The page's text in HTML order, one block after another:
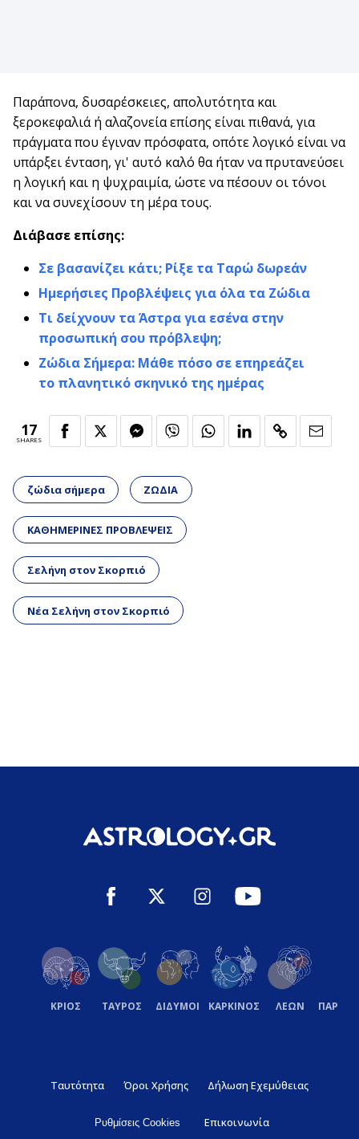
Παράπονα, δυσαρέσκειες, απολυτότητα και
ξεροκεφαλιά ή αλαζονεία επίσης είναι πιθανά, για
πράγματα που έγιναν πρόσφατα, οπότε λογικό είναι να
υπάρξει ένταση, γι' αυτό καλό θα ήταν να πρυτανεύσει
η λογική και η ψυχραιμία, ώστε να πέσουν οι τόνοι
και να συνεχίσουν τη μέρα τους.
Διάβασε επίσης:
Σε βασανίζει κάτι; Ρίξε τα Ταρώ δωρεάν
Ημερήσιες Προβλέψεις για όλα τα Ζώδια
Τι δείχνουν τα Άστρα για εσένα στην
προσωπική σου πρόβλεψη;
Ζώδια Σήμερα: Μάθε πόσο σε επηρεάζει
το πλανητικό σκηνικό της ημέρας
17
SHARES
ζώδια σήμερα ΖΩΔΙΑ
ΚΑΘΗΜΕΡΙΝΕΣ ΠΡΟΒΛΕΨΕΙΣ
Σελήνη στον Σκορπιό
Νέα Σελήνη στον Σκορπιό
ΚΡΙΟΣ ΤΑΥΡΟΣ ΔΙΔΥΜΟΙ ΚΑΡΚΙΝΟΣ ΛΕΩΝ
Ταυτότητα Όροι Χρήσης Δήλωση Εχεμύθειας
Ρυθμίσεις Cookies Επικοινωνία